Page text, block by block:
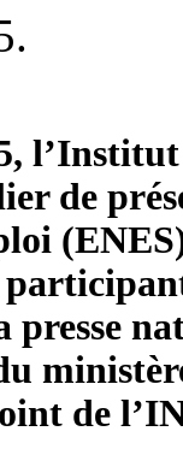
de
presse
de